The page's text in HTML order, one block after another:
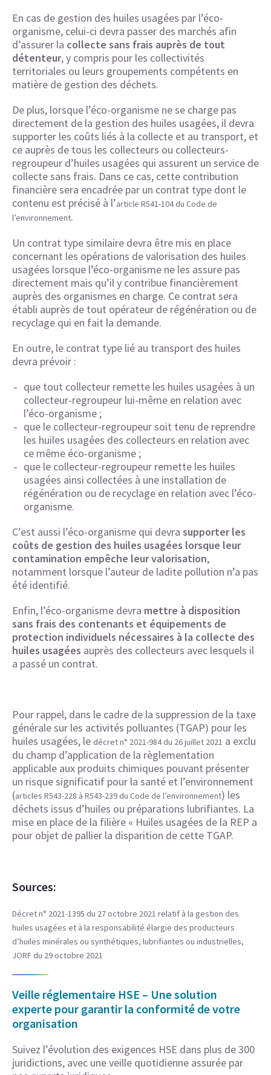
En cas de gestion des huiles usagées par l’éco-
organisme, celui-ci devra passer des marchés afin
d’assurer la collecte sans frais auprès de tout
détenteur, y compris pour les collectivités
territoriales ou leurs groupements compétents en
matière de gestion des déchets.
De plus, lorsque l’éco-organisme ne se charge pas
directement de la gestion des huiles usagées, il devra
supporter les coûts liés à la collecte et au transport, et
ce auprès de tous les collecteurs ou collecteurs-
regroupeur d’huiles usagées qui assurent un service de
collecte sans frais. Dans ce cas, cette contribution
financière sera encadrée par un contrat type dont le
contenu est précisé à l’article R541-104 du Code de
l’environnement.
Un contrat type similaire devra être mis en place
concernant les opérations de valorisation des huiles
usagées lorsque l’éco-organisme ne les assure pas
directement mais qu’il y contribue financièrement
auprès des organismes en charge. Ce contrat sera
établi auprès de tout opérateur de régénération ou de
recyclage qui en fait la demande.
En outre, le contrat type lié au transport des huiles
devra prévoir :
que tout collecteur remette les huiles usagées à un
collecteur-regroupeur lui-même en relation avec
l’éco-organisme ;
que le collecteur-regroupeur soit tenu de reprendre
les huiles usagées des collecteurs en relation avec
ce même éco-organisme ;
que le collecteur-regroupeur remette les huiles
usagées ainsi collectées à une installation de
régénération ou de recyclage en relation avec l’éco-
organisme.
C’est aussi l’éco-organisme qui devra supporter les
coûts de gestion des huiles usagées lorsque leur
contamination empêche leur valorisation,
notamment lorsque l’auteur de ladite pollution n’a pas
été identifié.
Enfin, l’éco-organisme devra mettre à disposition
sans frais des contenants et équipements de
protection individuels nécessaires à la collecte des
huiles usagées auprès des collecteurs avec lesquels il
a passé un contrat.
Pour rappel, dans le cadre de la suppression de la taxe
générale sur les activités polluantes (TGAP) pour les
huiles usagées, le décret n° 2021-984 du 26 juillet 2021 a exclu
du champ d’application de la règlementation
applicable aux produits chimiques pouvant présenter
un risque significatif pour la santé et l’environnement
(articles R543-228 à R543-239 du Code de l’environnement) les
déchets issus d’huiles ou préparations lubrifiantes. La
mise en place de la filière « Huiles usagées de la REP a
pour objet de pallier la disparition de cette TGAP.
Sources:
Décret n° 2021-1395 du 27 octobre 2021 relatif à la gestion des
huiles usagées et à la responsabilité élargie des producteurs
d’huiles minérales ou synthétiques, lubrifiantes ou industrielles,
JORF du 29 octobre 2021
Veille réglementaire HSE – Une solution
experte pour garantir la conformité de votre
organisation
Suivez l’évolution des exigences HSE dans plus de 300
juridictions, avec une veille quotidienne assurée par